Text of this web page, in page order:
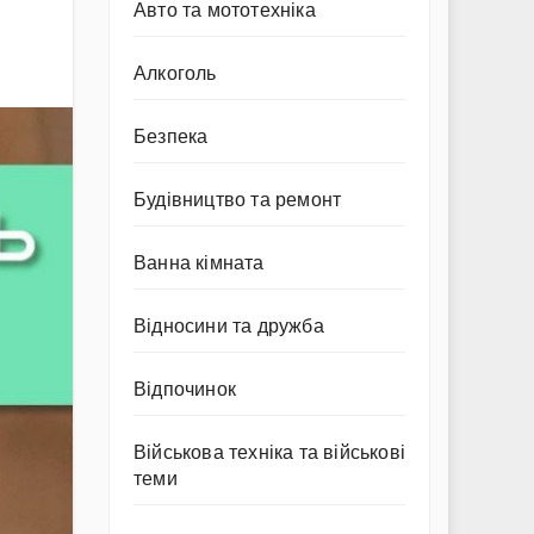
Авто та мототехніка
Алкоголь
Безпека
Будівництво та ремонт
Ванна кімната
Відносини та дружба
Відпочинок
Військова техніка та військові
теми